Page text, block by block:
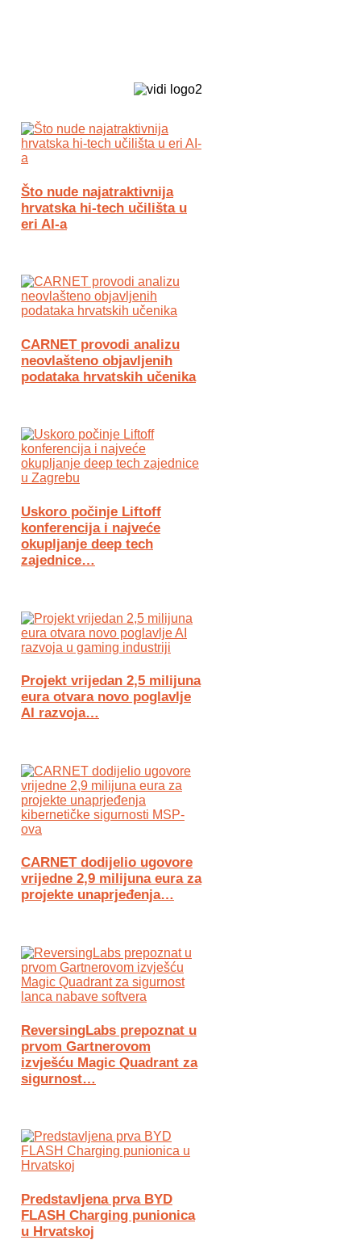
Što nude najatraktivnija
hrvatska hi-tech učilišta u
eri AI-a
CARNET provodi analizu
neovlašteno objavljenih
podataka hrvatskih učenika
Uskoro počinje Liftoff
konferencija i najveće
okupljanje deep tech
zajednice…
Projekt vrijedan 2,5 milijuna
eura otvara novo poglavlje
AI razvoja…
CARNET dodijelio ugovore
vrijedne 2,9 milijuna eura za
projekte unaprjeđenja…
ReversingLabs prepoznat u
prvom Gartnerovom
izvješću Magic Quadrant za
sigurnost…
Predstavljena prva BYD
FLASH Charging punionica
u Hrvatskoj